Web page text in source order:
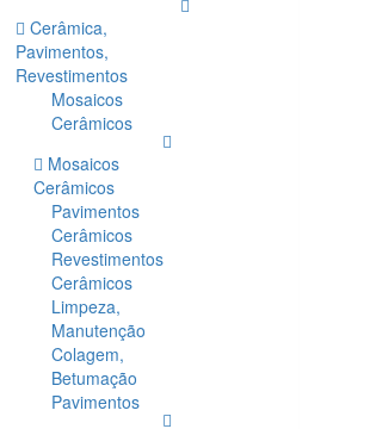
Cerâmica,
Pavimentos,
Revestimentos
Mosaicos
Cerâmicos
Mosaicos
Cerâmicos
Pavimentos
Cerâmicos
Revestimentos
Cerâmicos
Limpeza,
Manutenção
Colagem,
Betumação
Pavimentos